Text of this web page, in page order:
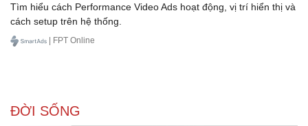
Tìm hiểu cách Performance Video Ads hoạt động, vị trí hiển thị và
cách setup trên hệ thống.
| FPT Online
ĐỜI SỐNG